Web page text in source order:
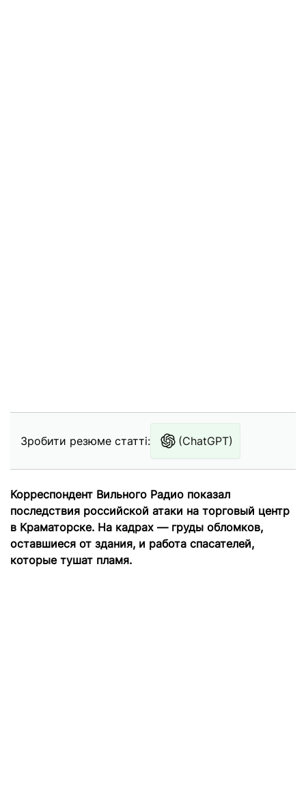
Зробити резюме статті: (ChatGPT)
Корреспондент Вильного Радио показал
последствия российской атаки на торговый центр
в Краматорске. На кадрах — груды обломков,
оставшиеся от здания, и работа спасателей,
которые тушат пламя.